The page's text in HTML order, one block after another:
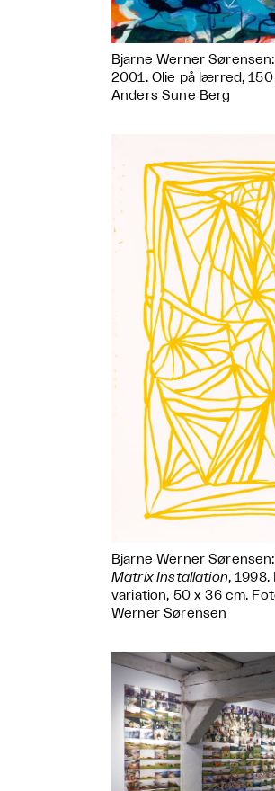
Bjarne Werner Sørensen:
2001. Olie på lærred,
Anders Sune Berg
Bjarne Werner
Matrix Installation, 1998.
variation, 50 x 36 cm.
Werner Sørensen